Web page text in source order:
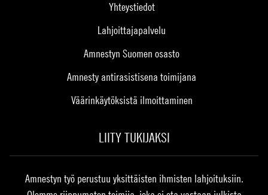
Yhteystiedot
Lahjoittajapalvelu
Amnestyn Suomen osasto
Amnesty antirasistisena toimijana
Väärinkäytöksistä ilmoittaminen
LIITY TUKIJAKSI
Amnestyn työ perustuu yksittäisten ihmisten lahjoituksiin.